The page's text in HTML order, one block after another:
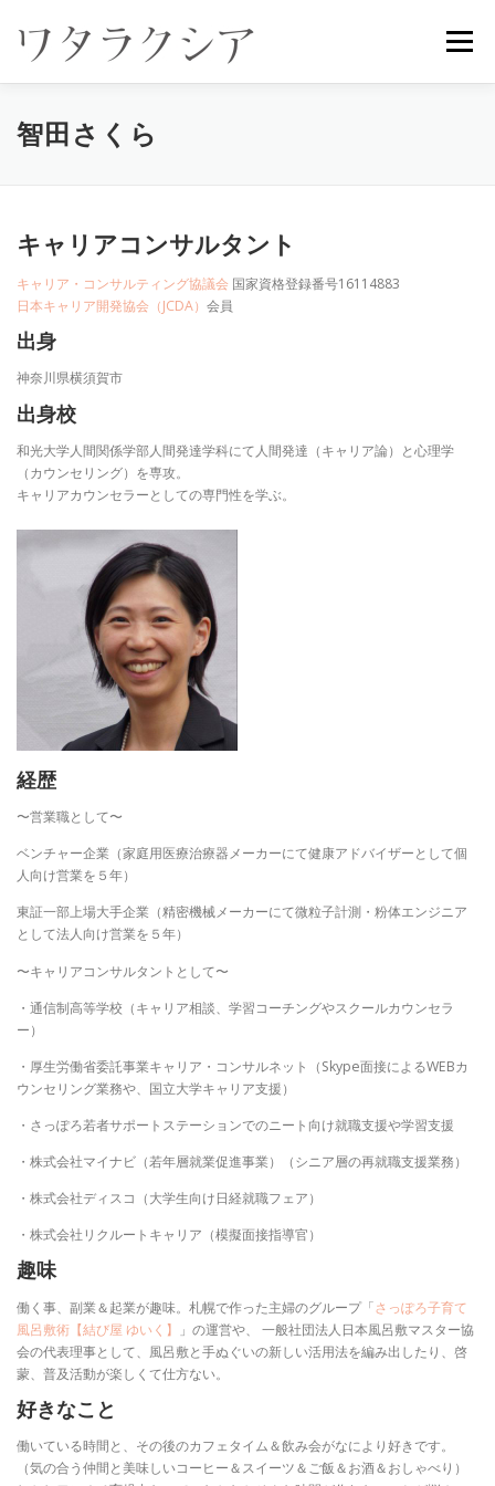
メニュー
智田さくら
キャリアコンサルタント
キャリア・コンサルティング協議会 国家資格登録番号16114883
日本キャリア開発協会（JCDA） 会員
出身
神奈川県横須賀市
出身校
和光大学人間関係学部人間発達学科にて人間発達（キャリア論）と心理学
（カウンセリング）を専攻。
キャリアカウンセラーとしての専門性を学ぶ。
経歴
〜営業職として〜
ベンチャー企業（家庭用医療治療器メーカーにて健康アドバイザーとして個
人向け営業を５年）
東証一部上場大手企業（精密機械メーカーにて微粒子計測・粉体エンジニア
として法人向け営業を５年）
〜キャリアコンサルタントとして〜
・通信制高等学校（キャリア相談、学習コーチングやスクールカウンセラ
ー）
・厚生労働省委託事業キャリア・コンサルネット（Skype面接によるWEBカ
ウンセリング業務や、国立大学キャリア支援）
・さっぽろ若者サポートステーションでのニート向け就職支援や学習支援
・株式会社マイナビ（若年層就業促進事業）（シニア層の再就職支援業務）
・株式会社ディスコ（大学生向け日経就職フェア）
・株式会社リクルートキャリア（模擬面接指導官）
趣味
働く事、副業＆起業が趣味。札幌で作った主婦のグループ「さっぽろ子育て
風呂敷術【結び屋 ゆいく】
」の運営や、 一般社団法人日本風呂敷マスター協
会の代表理事として、風呂敷と手ぬぐいの新しい活用法を編み出したり、啓
蒙、普及活動が楽しくて仕方ない。
好きなこと
働いている時間と、その後のカフェタイム＆飲み会がなにより好きです。
（気の合う仲間と美味しいコーヒー＆スイーツ＆ご飯＆お酒＆おしゃべり）